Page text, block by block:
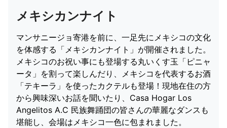
メキシカンナイト
マンサニージョ寄港を前に、一足先にメキシコの文化
を体感する「メキシカンナイト」が開催されました。
メキシコのお祝い事にも登場する丸いくす玉「ピニャ
ータ」を割って楽しんだり、メキシコを代表するお酒
「テキーラ」を使ったカクテルも登場！現地在住の方
から興味深いお話を聞いたり、Casa Hogar Los
Angelitos A.C 民族舞踊団の皆さんの華麗なダンスも
堪能し、会場はメキシコ一色に包まれました。